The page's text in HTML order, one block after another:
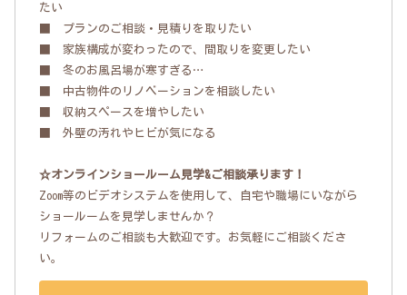
たい
■ プランのご相談・見積りを取りたい
■ 家族構成が変わったので、間取りを変更したい
■ 冬のお風呂場が寒すぎる…
■ 中古物件のリノベーションを相談したい
■ 収納スペースを増やしたい
■ 外壁の汚れやヒビが気になる
☆オンラインショールーム見学&ご相談承ります！
Zoom等のビデオシステムを使用して、自宅や職場にいながら
ショールームを見学しませんか？
リフォームのご相談も大歓迎です。お気軽にご相談くださ
い。